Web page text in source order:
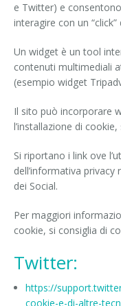
e Twitter) e
interagire con un
Un widget è un tool
contenuti multimediali
(esempio widget
Il sito può incorporare
l’installazione di
Si riportano i link ove
dell’informativa
dei Social.
Per maggiori
cookie, si consiglia di
Twitter:
https://
cookie-e-di-altre-